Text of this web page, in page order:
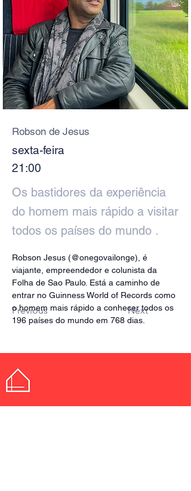
Robson de Jesus
sexta-feira
21:00
Os bastidores da experiência
do homem mais rápido a visitar
todos os países do mundo .
Previous Next
Robson Jesus (@onegovailonge), é
viajante, empreendedor e colunista da
Folha de Sao Paulo. Está a caminho de
entrar no Guinness World of Records como
o homem mais rápido a conhecer todos os
196 países do mundo em 768 dias.